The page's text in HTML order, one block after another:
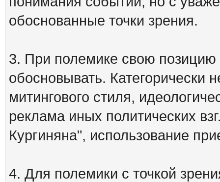
обоснованные точки зрения.
3. При полемике свою
обосновывать. Категорически
митингового стиля,
реклама иных политических
Кургиняна", использование
4. Для полемики с точкой